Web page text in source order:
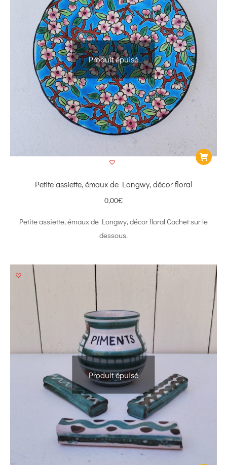
Produit épuisé
Petite assiette, émaux de Longwy, décor floral
0,00€
Petite assiette, émaux de Longwy, décor floral Cachet sur le
dessous.
Produit épuisé